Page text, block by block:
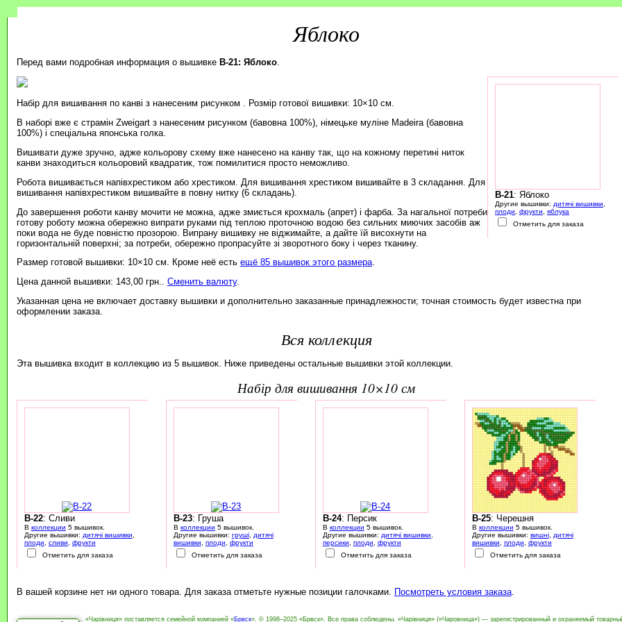
Яблоко
Перед вами подробная информация о вышивке B-21: Яблоко.
B-21: Яблоко
Другие вышивки: дитячі вишивки
плоди
фрукти
яблука
Отметить для заказа
Набір для вишивання по канві з нанесеним рисунком . Розмір готової вишивки: 10×10 см.
В наборі вже є страмін Zweigart з нанесеним рисунком (бавовна 100%), німецьке муліне Madeira (бавовна
100%) і спеціальна японська голка.
Вишивати дуже зручно, адже кольорову схему вже нанесено на канву так, що на кожному перетині ниток
канви знаходиться кольоровий квадратик, тож помилитися просто неможливо.
Робота вишивається напівхрестиком або хрестиком. Для вишивання хрестиком вишивайте в 3 складання. Для
вишивання напівхрестиком вишивайте в повну нитку (6 складань).
До завершення роботи канву мочити не можна, адже змиється крохмаль (апрет) і фарба. За нагальної потреби
готову роботу можна обережно випрати руками під теплою проточною водою без сильних миючих засобів аж
поки вода не буде повністю прозорою. Випрану вишивку не віджимайте, а дайте їй висохнути на
горизонтальній поверхні; за потреби, обережно пропрасуйте зі зворотного боку і через тканину.
Размер готовой вышивки: 10×10 см. Кроме неё есть ещё 85 вышивок этого размера.
Цена данной вышивки: 143,00 грн.. Сменить валюту.
Указанная цена не включает доставку вышивки и дополнительно заказанные принадлежности; точная стоимость будет известна при
оформлении заказа.
Вся коллекция
Эта вышивка входит в коллекцию из 5 вышивок. Ниже приведены остальные вышивки этой коллекции.
набір для вишивання 10×10 см
B-22: Сливи
В коллекции 5 вышивок.
Другие вышивки: дитячі вишивки
плоди
сливи
фрукти
Отметить для заказа
B-23: Груша
В коллекции 5 вышивок.
Другие вышивки: груші,
дитячі
вишивки
плоди
фрукти
Отметить для заказа
B-24: Персик
В коллекции 5 вышивок.
Другие вышивки: дитячі вишивки
персики
плоди
фрукти
Отметить для заказа
B-25: Черешня
В коллекции 5 вышивок.
Другие вышивки: вишні,
дитячі
вишивки
плоди
фрукти
Отметить для заказа
В вашей корзине нет ни одного товара. Для заказа отметьте нужные позиции галочками. Посмотреть условия заказа.
«Чарівниця» поставляется семейной компанией «Брвск». © 1998–2025 «Брвск». Все права соблюдены. «Чарівниця» («Чаровница») — зарегистрированный и охраняемый